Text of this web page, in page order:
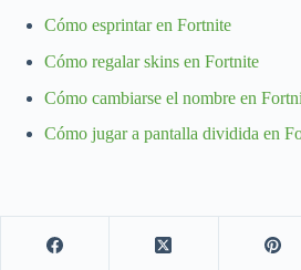
Cómo esprintar en Fortnite
Cómo regalar skins en Fortnite
Cómo cambiarse el nombre en
Cómo jugar a pantalla dividida en